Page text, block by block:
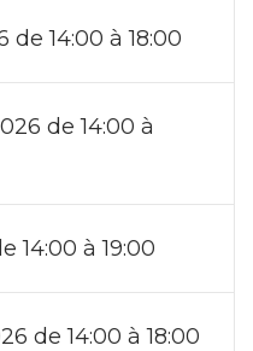
14:00 à 18:00
de 14:00 à
14:00 à 19:00
de 14:00 à 18:00